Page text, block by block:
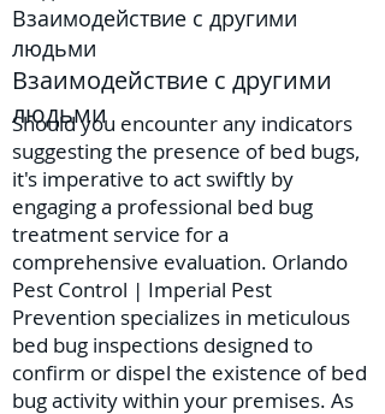
Should you encounter any indicators
suggesting the presence of bed bugs,
it's imperative to act swiftly by
engaging a professional bed bug
treatment service for a
comprehensive evaluation. Orlando
Pest Control | Imperial Pest
Prevention specializes in meticulous
bed bug inspections designed to
confirm or dispel the existence of bed
bug activity within your premises. As
Взаимодействие с другими
людьми
Взаимодействие с другими
людьми